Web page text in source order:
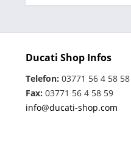
Ducati Shop Infos
Telefon: 03771 56 4 58 58
Fax: 03771 56 4 58 59
info@ducati-shop.com